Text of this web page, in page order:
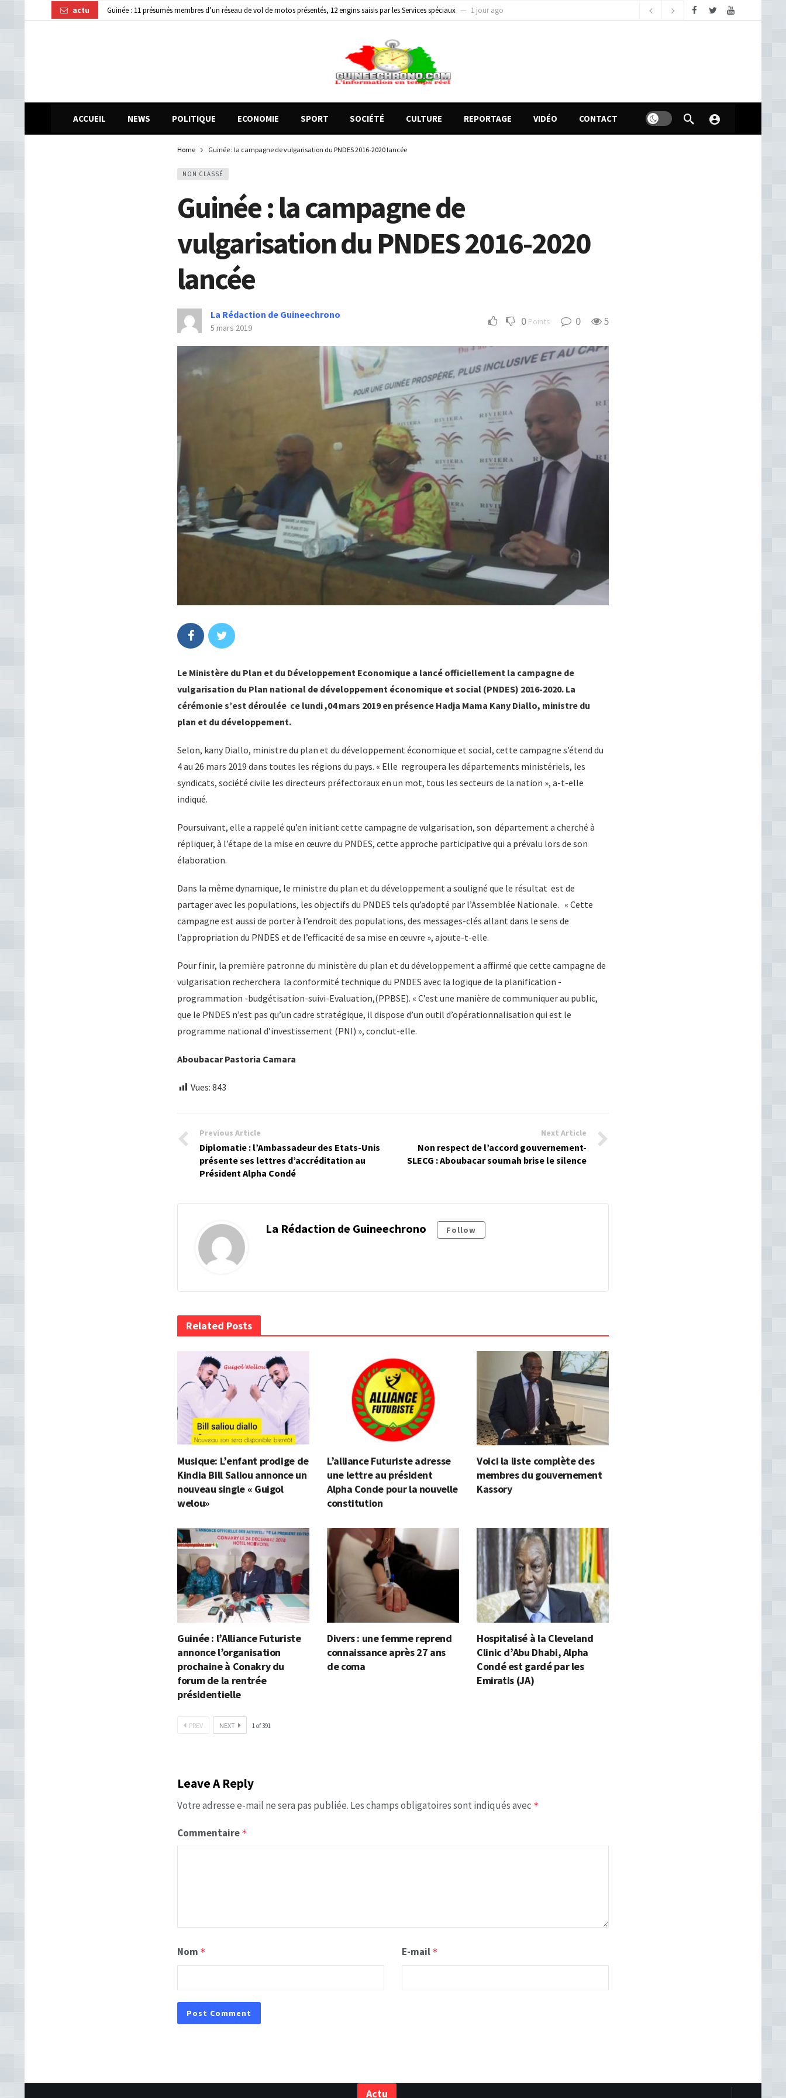
actu
Kindia : huit personnes blessées dans une collision entre un véhicule léger et un camion
1 jour ago
samedi, août 8, 2026
ACCUEIL NEWS POLITIQUE ECONOMIE SPORT SOCIÉTÉ CULTURE REPORTAGE VIDÉO CONTACT
Home Guinée : la campagne de vulgarisation du PNDES 2016-2020 lancée
NON CLASSÉ
Guinée : la campagne de
vulgarisation du PNDES 2016-2020
lancée
La Rédaction de Guineechrono
5 mars 2019 0 Points 0 5
Le Ministère du Plan et du Développement Economique a lancé officiellement la campagne de
vulgarisation du Plan national de développement économique et social (PNDES) 2016-2020. La
cérémonie s’est déroulée ce lundi ,04 mars 2019 en présence Hadja Mama Kany Diallo, ministre du
plan et du développement.
Selon, kany Diallo, ministre du plan et du développement économique et social, cette campagne s’étend du
4 au 26 mars 2019 dans toutes les régions du pays. « Elle regroupera les départements ministériels, les
syndicats, société civile les directeurs préfectoraux en un mot, tous les secteurs de la nation », a-t-elle
indiqué.
Poursuivant, elle a rappelé qu’en initiant cette campagne de vulgarisation, son département a cherché à
répliquer, à l’étape de la mise en œuvre du PNDES, cette approche participative qui a prévalu lors de son
élaboration.
Dans la même dynamique, le ministre du plan et du développement a souligné que le résultat est de
partager avec les populations, les objectifs du PNDES tels qu’adopté par l’Assemblée Nationale. « Cette
campagne est aussi de porter à l’endroit des populations, des messages-clés allant dans le sens de
l’appropriation du PNDES et de l’efficacité de sa mise en œuvre », ajoute-t-elle.
Pour finir, la première patronne du ministère du plan et du développement a affirmé que cette campagne de
vulgarisation recherchera la conformité technique du PNDES avec la logique de la planification -
programmation -budgétisation-suivi-Evaluation,(PPBSE). « C’est une manière de communiquer au public,
que le PNDES n’est pas qu’un cadre stratégique, il dispose d’un outil d’opérationnalisation qui est le
programme national d’investissement (PNI) », conclut-elle.
Aboubacar Pastoria Camara
Vues: 843
Previous Article
Diplomatie : l’Ambassadeur des Etats-Unis
présente ses lettres d’accréditation au
Président Alpha Condé
Next Article
Non respect de l’accord gouvernement-
SLECG : Aboubacar soumah brise le silence
La Rédaction de Guineechrono Follow
Related Posts
Musique: L’enfant prodige de
Kindia Bill Saliou annonce un
nouveau single « Guigol
welou»
L’alliance Futuriste adresse
une lettre au président
Alpha Conde pour la nouvelle
constitution
Voici la liste complète des
membres du gouvernement
Kassory
Guinée : l’Alliance Futuriste
annonce l’organisation
prochaine à Conakry du
forum de la rentrée
présidentielle
Divers : une femme reprend
connaissance après 27 ans
de coma
Hospitalisé à la Cleveland
Clinic d’Abu Dhabi, Alpha
Condé est gardé par les
Emiratis (JA)
PREV NEXT 1of391
Leave A Reply
Votre adresse e-mail ne sera pas publiée. Les champs obligatoires sont indiqués avec *
Commentaire *
Nom * E-mail *
Actu